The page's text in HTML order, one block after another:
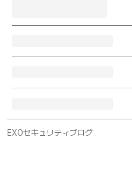
EXOセキュリティブログ